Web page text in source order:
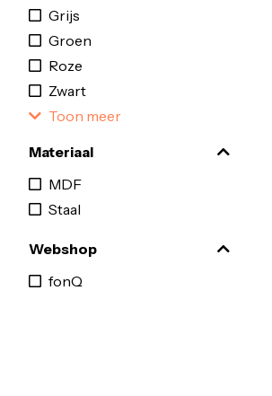
Grijs
Groen
Roze
Zwart
Toon meer
Materiaal
MDF
Staal
Webshop
fonQ